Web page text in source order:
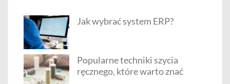
Jak wybrać system ERP?
Popularne techniki szycia
ręcznego, które warto znać